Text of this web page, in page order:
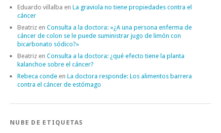
Eduardo villalba en La graviola no tiene propiedades contra el
cáncer
Beatriz en Consulta a la doctora: «¿A una persona enferma de
cáncer de colon se le puede suministrar jugo de limón con
bicarbonato sódico?»
Beatriz en Consulta a la doctora: ¿qué efecto tiene la planta
kalanchoe sobre el cáncer?
Rebeca conde en La doctora responde: Los alimentos barrera
contra el cáncer de estómago
NUBE DE ETIQUETAS